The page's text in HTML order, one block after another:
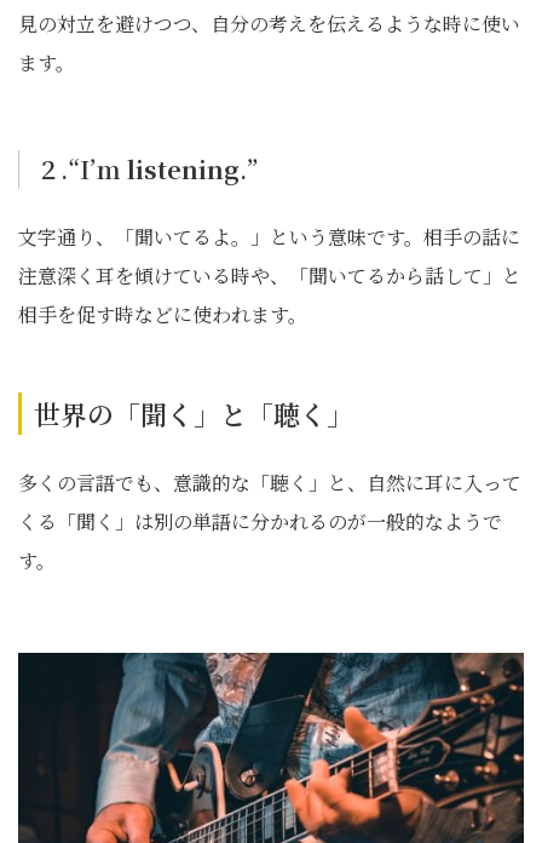
見の対立を避けつつ、自分の考えを伝えるような時に使い
ます。
２.“I’m listening.”
文字通り、「聞いてるよ。」という意味です。相手の話に
注意深く耳を傾けている時や、「聞いてるから話して」と
相手を促す時などに使われます。
世界の「聞く」と「聴く」
多くの言語でも、意識的な「聴く」と、自然に耳に入って
くる「聞く」は別の単語に分かれるのが一般的なようで
す。